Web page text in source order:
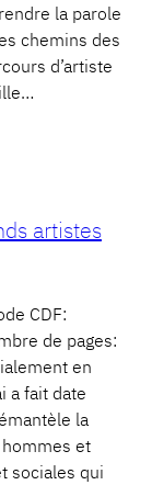
la parole
chemins des
d’artiste
artistes
CDF:
de pages:
en
a fait date
la
et
sociales qui